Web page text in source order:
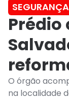
SEGURANÇA
Prédio
O órgão
na localidade